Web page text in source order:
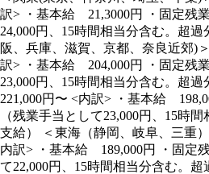
訳> ・基本給 21,3000円 ・固定残
24,000円、15時間相当分含む。超
阪、兵庫、滋賀、京都、奈良近郊)
訳> ・基本給 204,000円 ・固定残
23,000円、15時間相当分含む。超
221,000円〜 <内訳> ・基本給
（残業手当として23,000円、15時
支給） ＜東海（静岡、岐阜、三重
内訳> ・基本給 189,000円 ・固定
て22,000円、15時間相当分含む。